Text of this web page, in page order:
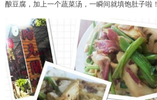
酿豆腐，加上一个蔬菜汤，一瞬间就填饱肚子啦！